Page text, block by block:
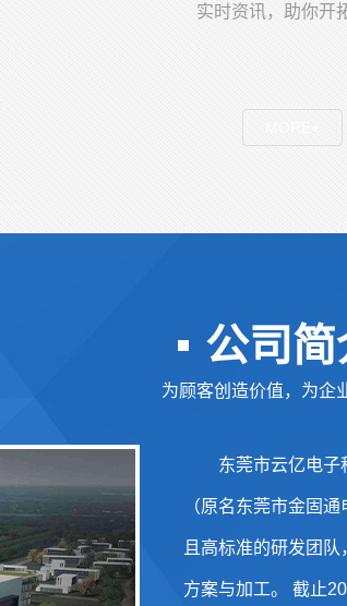
实时资讯，助你开
MORE+
公司简
为顾客创造价值，为企
东莞市云亿电
（原名东莞市金固
且高标准的研发团
方案与加工。 截止